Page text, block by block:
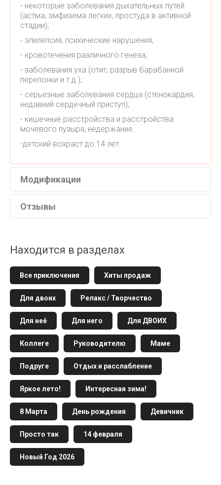
- некоторые заболевания дыхательных путей
(астма, эмфизема легких, простуда в активной
стадии);
- эпилепсия, психические нарушения;
- кровотечения различного генеза;
- заболевания уха (отит, разрыв барабанной
перепонки и т.д.);
- серьезные заболевания сердца (стенокардия,
недавний сердечный приступ);
- кишечные расстройства и расстройства
мочевого пузыря, недержание.
-детский возраст до 14 лет.
Модификации
Отзывы
Находится в разделах
Все приключения Хиты продаж
Для двоих Релакс / Творчество
Для неё Для него Для ДВОИХ
Коллеге Руководителю Маме
Подруге Отдых и расслабление
Яркое лето! Интересная зима!
8 Марта День рождения Девичник
Просто так 14 февраля
Новый Год 2026